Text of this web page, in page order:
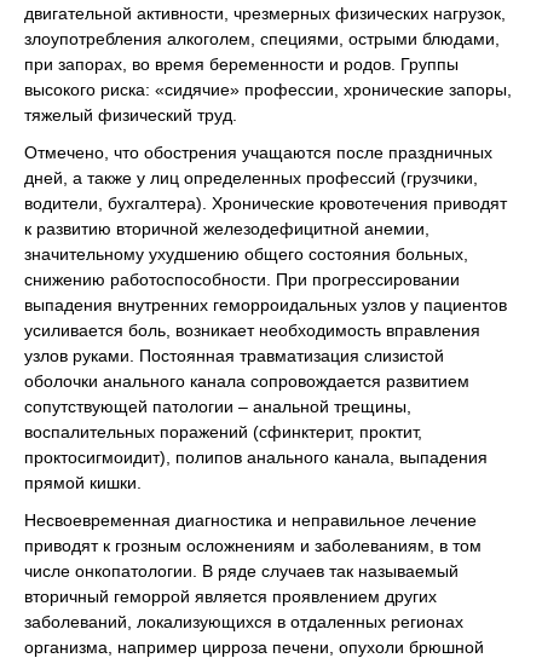
двигательной активности, чрезмерных физических нагрузок,
злоупотребления алкоголем, специями, острыми блюдами,
при запорах, во время беременности и родов. Группы
высокого риска: «сидячие» профессии, хронические запоры,
тяжелый физический труд.
Отмечено, что обострения учащаются после праздничных
дней, а также у лиц определенных профессий (грузчики,
водители, бухгалтера). Хронические кровотечения приводят
к развитию вторичной железодефицитной анемии,
значительному ухудшению общего состояния больных,
снижению работоспособности. При прогрессировании
выпадения внутренних геморроидальных узлов у пациентов
усиливается боль, возникает необходимость вправления
узлов руками. Постоянная травматизация слизистой
оболочки анального канала сопровождается развитием
сопутствующей патологии – анальной трещины,
воспалительных поражений (сфинктерит, проктит,
проктосигмоидит), полипов анального канала, выпадения
прямой кишки.
Несвоевременная диагностика и неправильное лечение
приводят к грозным осложнениям и заболеваниям, в том
числе онкопатологии. В ряде случаев так называемый
вторичный геморрой является проявлением других
заболеваний, локализующихся в отдаленных регионах
организма, например цирроза печени, опухоли брюшной